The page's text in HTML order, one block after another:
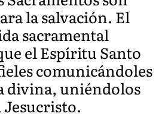
la salvación. El
sacramental
el Espíritu Santo
comunicándoles
divina, uniéndolos